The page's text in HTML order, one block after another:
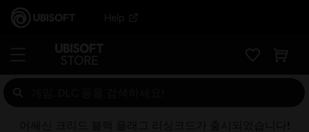
Help